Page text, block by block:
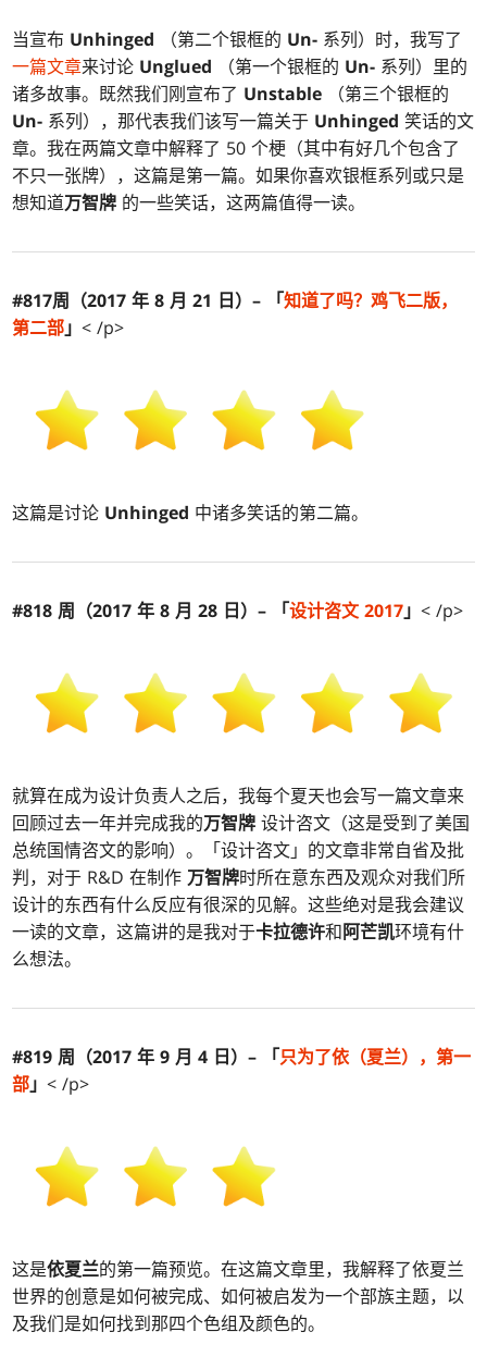
当宣布 Unhinged （第二个银框的 Un- 系列）时，我写了
一篇文章来讨论 Unglued （第一个银框的 Un- 系列）里的
诸多故事。既然我们刚宣布了 Unstable
（第三个银框的
Un- 系列），那代表我们该写一篇关于 Unhinged笑话的文
章。我在两篇文章中解释了 50 个梗（其中有好几个包含了
不只一张牌），这篇是第一篇。如果你喜欢银框系列或只是
想知道万智牌 的一些笑话，这两篇值得一读。
#817周（2017 年 8 月 21 日）– 「知道了吗？鸡飞二版，
第二部」< /p>
这篇是讨论 Unhinged 中诸多笑话的第二篇。
#818 周（2017 年 8 月 28 日）– 「设计咨文 2017」< /p>
就算在成为设计负责人之后，我每个夏天也会写一篇文章来
回顾过去一年并完成我的万智牌 设计咨文（这是受到了美国
总统国情咨文的影响）。「设计咨文」的文章非常自省及批
判，对于 R&D 在制作 万智牌时所在意东西及观众对我们所
设计的东西有什么反应有很深的见解。这些绝对是我会建议
一读的文章，这篇讲的是我对于卡拉德许和阿芒凯环境有什
么想法。
#819 周（2017 年 9 月 4 日）– 「只为了依（夏兰），第一
部」< /p>
这是依夏兰的第一篇预览。在这篇文章里，我解释了依夏兰
世界的创意是如何被完成、如何被启发为一个部族主题，以
及我们是如何找到那四个色组及颜色的。